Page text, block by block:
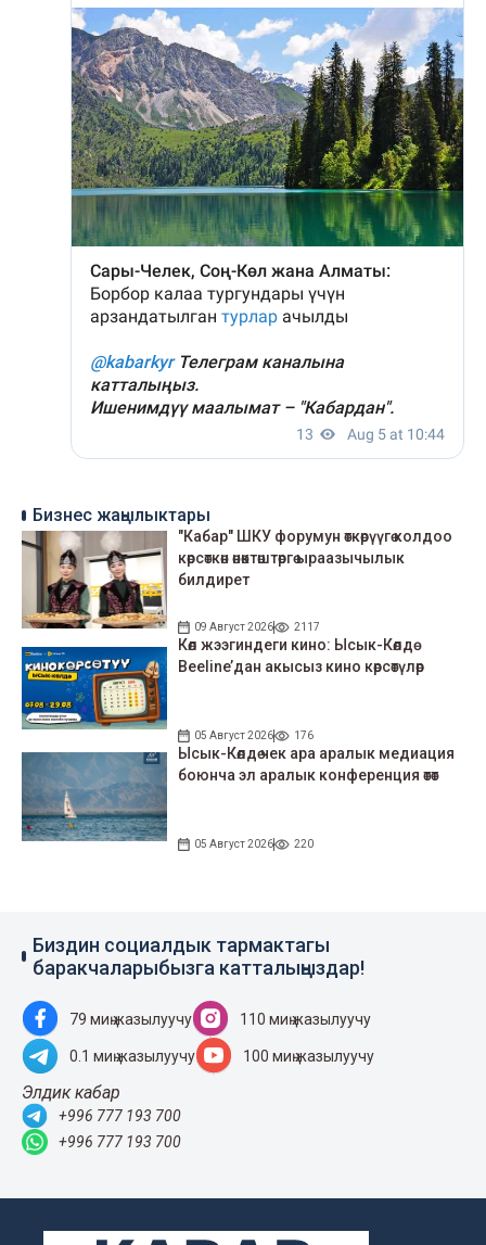
Бизнес жаңылыктары
"Кабар" ШКУ форумун өткөрүүгө колдоо
көрсөткөн өнөктөштөргө ыраазычылык
билдирет
09 Август 2026 2117
Көл жээгиндеги кино: Ысык-Көлдө
Beeline’дан акысыз кино көрсөтүлөр
05 Август 2026 176
Ысык-Көлдө чек ара аралык медиация
боюнча эл аралык конференция өтөт
05 Август 2026 220
Биздин социалдык тармактагы
баракчаларыбызга катталыңыздар!
79 миң жазылуучу 110 миң жазылуучу
0.1 миң жазылуучу 100 миң жазылуучу
Элдик кабар
+996 777 193 700
+996 777 193 700